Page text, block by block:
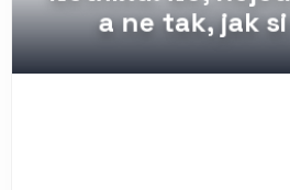
a ne tak, jak